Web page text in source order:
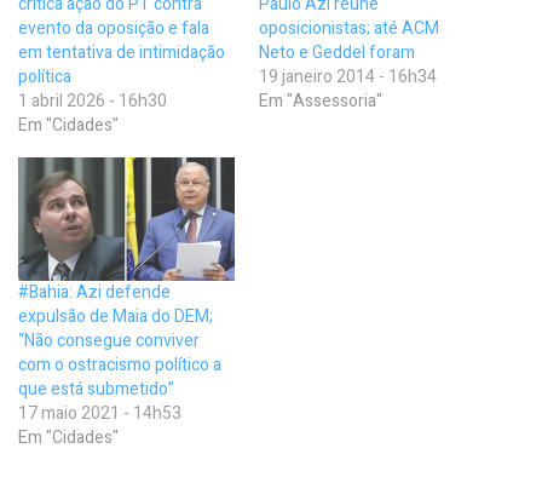
evento da oposição e fala
em tentativa de intimidação
política
1 abril 2026 - 16h30
Em "Cidades"
oposicionistas; até ACM
Neto e Geddel foram
19 janeiro 2014 - 16h34
Em "Assessoria"
#Bahia: Azi defende
expulsão de Maia do DEM;
“Não consegue conviver
com o ostracismo político a
que está submetido”
17 maio 2021 - 14h53
Em "Cidades"